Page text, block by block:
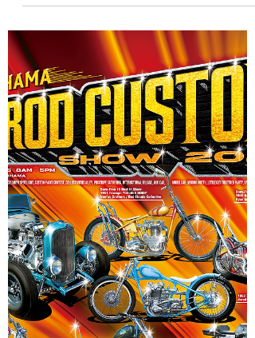
動的前導影片，在影片中登場的幾位人物，也
正是今年受邀來到Hot Rod Custom Show的
VIP們，當然他們也都會將影片中的老
Triumph、老哈雷和Hot Rod一併帶到現場。
準備好要來一趟美式改裝之旅了嗎？機票、飯
店趕快訂起來！